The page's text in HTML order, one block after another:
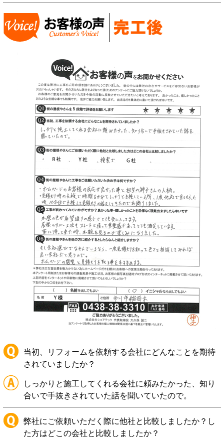
当初、リフォームを依頼する会社にどんなことを期待
されていましたか？
しっかりと施工してくれる会社に頼みたかった、知り
合いで手抜きされていた話を聞いていたので。
弊社にご依頼いただく際に他社と比較しましたか？し
た方はどこの会社と比較しましたか？